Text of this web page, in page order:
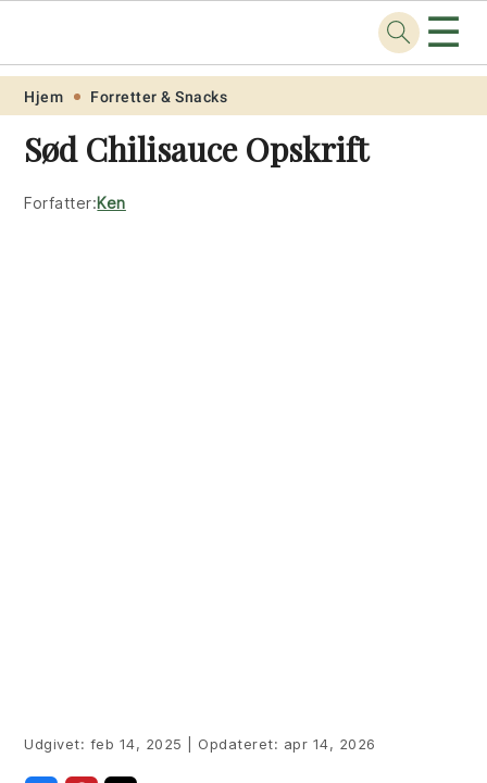
Skip
primary
navigation
Skip
main
content
Skip
primary
sidebar
Skip
footer
Opskrift.net ☰
Hjem Forretter & Snacks
Sød Chilisauce Opskrift
Forfatter:Ken
Udgivet: feb 14, 2025 Opdateret: apr 14, 2026